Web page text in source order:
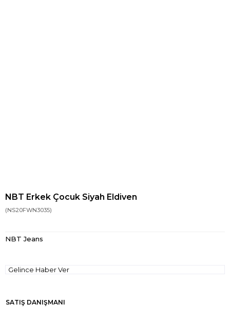
NBT Erkek Çocuk Siyah Eldiven
(NS20FWN3035)
NBT Jeans
Gelince Haber Ver
SATIŞ DANIŞMANI